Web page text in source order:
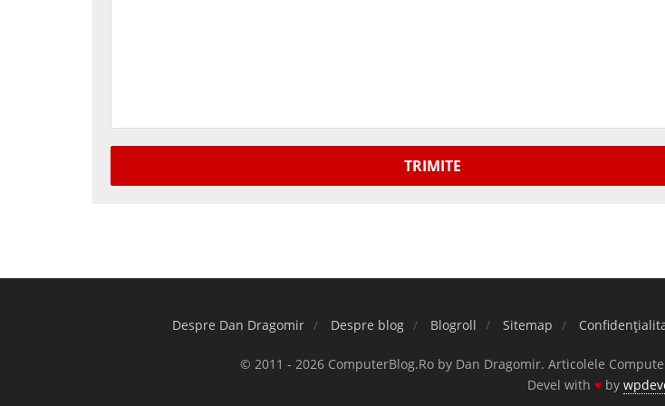
TRIMITE
Despre Dan Dragomir Despre blog Blogroll Sitemap
© 2011 - 2026 ComputerBlog.Ro by Dan Dragomir. Articolele
Devel with ♥ by